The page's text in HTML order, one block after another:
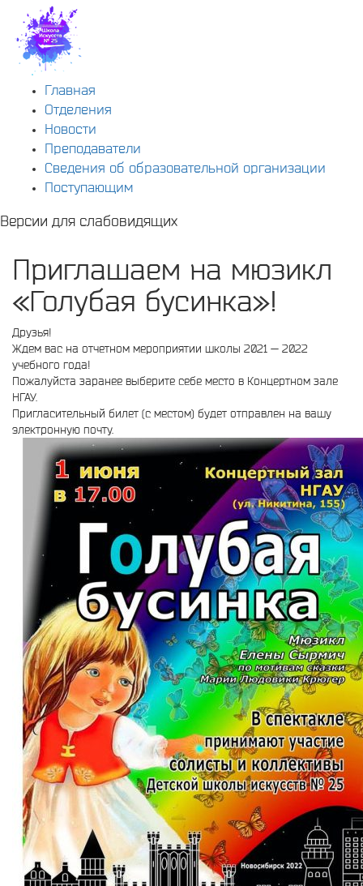
Главная
Отделения
Новости
Преподаватели
Сведения об образовательной организации
Поступающим
Версии для слабовидящих
Приглашаем на мюзикл
«Голубая бусинка»!
Друзья!
Ждем вас на отчетном мероприятии школы 2021 — 2022
учебного года!
Пожалуйста заранее выберите себе место в Концертном зале
НГАУ.
Пригласительный билет (с местом) будет отправлен на вашу
электронную почту.